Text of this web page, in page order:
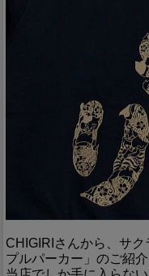
CHIGIRIさんから、サ
プルパーカー」のご紹介